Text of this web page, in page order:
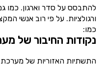
להתבסס על סדר וארגון. כמו גם
ורגולציות. על פי רוב אנשי
כמו:
נקודות החיבור של
התשתיות האזוריות של